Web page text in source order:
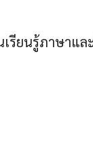
รียนรู้ภาษาแล